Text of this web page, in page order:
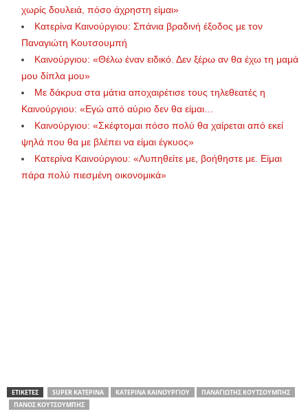
χωρίς δουλειά, πόσο άχρηστη είμαι»
Κατερίνα Καινούργιου: Σπάνια βραδινή έξοδος με τον
Παναγιώτη Κουτσουμπή
Καινούργιου: «Θέλω έναν ειδικό. Δεν ξέρω αν θα έχω τη μαμά
μου δίπλα μου»
Με δάκρυα στα μάτια αποχαιρέτισε τους τηλεθεατές η
Καινούργιου: «Εγώ από αύριο δεν θα είμαι…
Καινούργιου: «Σκέφτομαι πόσο πολύ θα χαίρεται από εκεί
ψηλά που θα με βλέπει να είμαι έγκυος»
Κατερίνα Καινούργιου: «Λυπηθείτε με, βοήθηστε με. Είμαι
πάρα πολύ πιεσμένη οικονομικά»
ΕΤΙΚΕΤΕΣ SUPER ΚΑΤΕΡΊΝΑ ΚΑΤΕΡΊΝΑ ΚΑΙΝΟΎΡΓΙΟΥ
ΠΑΝΑΓΙΏΤΗΣ ΚΟΥΤΣΟΥΜΠΉΣ
ΠΆΝΟΣ ΚΟΥΤΣΟΥΜΠΉΣ